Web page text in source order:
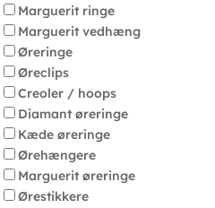
Marguerit ringe
Marguerit vedhæng
Øreringe
Øreclips
Creoler / hoops
Diamant øreringe
Kæde øreringe
Ørehængere
Marguerit øreringe
Ørestikkere